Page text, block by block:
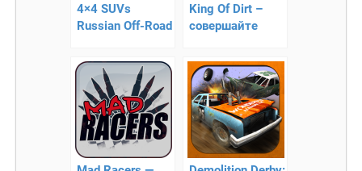
4×4 SUVs
Russian Off-Road
симулятор
King Of Dirt –
совершайте
велосипеде!